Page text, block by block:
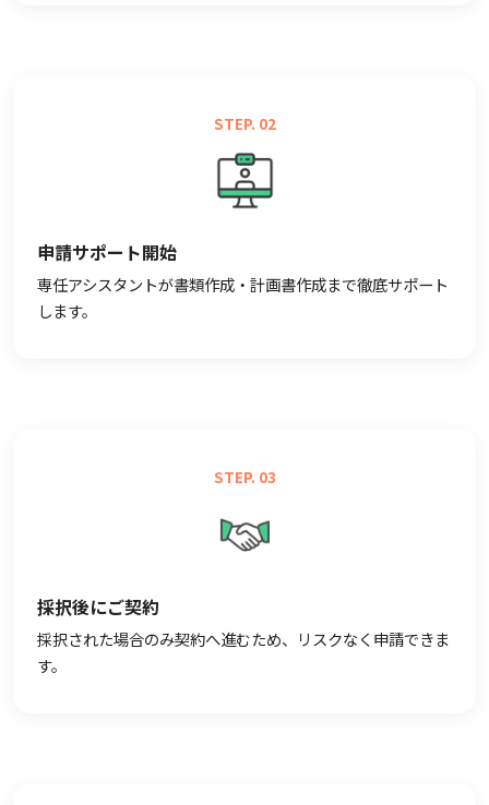
STEP. 02
申請サポート開始
専任アシスタントが書類作成・計画書作成まで徹底サポート
します。
STEP. 03
採択後にご契約
採択された場合のみ契約へ進むため、リスクなく申請できま
す。